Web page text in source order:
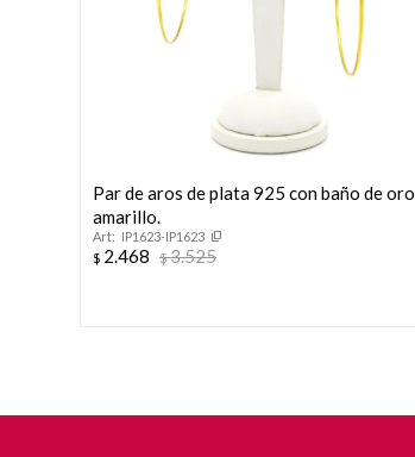
Par de aros de plata 925 con baño de oro
amarillo.
IP1623-IP1623
$ 2.468 $3.525